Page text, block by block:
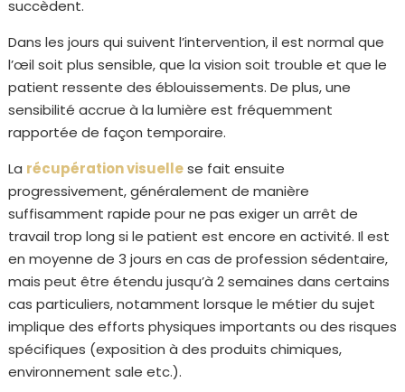
succèdent.
Dans les jours qui suivent l’intervention, il est normal que
l’œil soit plus sensible, que la vision soit trouble et que le
patient ressente des éblouissements. De plus, une
sensibilité accrue à la lumière est fréquemment
rapportée de façon temporaire.
La récupération visuellese fait ensuite
progressivement, généralement de manière
suffisamment rapide pour ne pas exiger un arrêt de
travail trop long si le patient est encore en activité. Il est
en moyenne de 3 jours en cas de profession sédentaire,
mais peut être étendu jusqu’à 2 semaines dans certains
cas particuliers, notamment lorsque le métier du sujet
implique des efforts physiques importants ou des risques
spécifiques (exposition à des produits chimiques,
environnement sale etc.).